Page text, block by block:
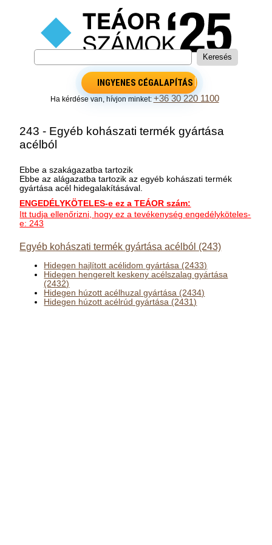
INGYENES CÉGALAPÍTÁS
Ha kérdése van, hívjon minket:+36 30 220 1100
243 - Egyéb kohászati termék gyártása
acélból
Ebbe a szakágazatba tartozik
Ebbe az alágazatba tartozik az egyéb kohászati termék
gyártása acél hidegalakításával.
ENGEDÉLYKÖTELES-e ez a TEÁOR szám:
Itt tudja ellenőrizni, hogy ez a tevékenység engedélyköteles-
e: 243
Egyéb kohászati termék gyártása acélból (243)
Hidegen hajlított acélidom gyártása (2433)
Hidegen hengerelt keskeny acélszalag gyártása
(2432)
Hidegen húzott acélhuzal gyártása (2434)
Hidegen húzott acélrúd gyártása (2431)